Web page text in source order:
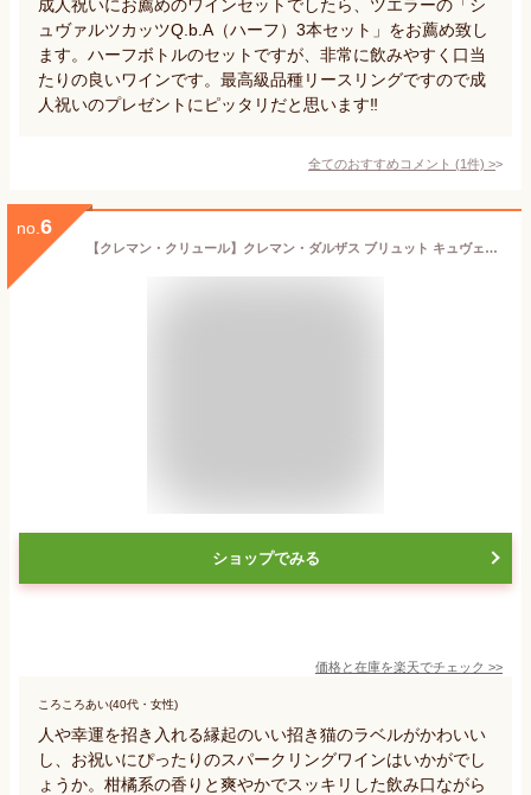
成人祝いにお薦めのワインセットでしたら、ツエラーの「シ
ュヴァルツカッツQ.b.A（ハーフ）3本セット」をお薦め致し
ます。ハーフボトルのセットですが、非常に飲みやすく口当
たりの良いワインです。最高級品種リースリングですので成
人祝いのプレゼントにピッタリだと思います‼️
全てのおすすめコメント (1件) >
no. 6
【クレマン・クリュール】クレマン・ダルザス ブリュット キュヴェ・マネキネコ【黒ネコ】 ねこ ビオディナミ・スパークリングワイン ギフト プレゼント
ショップでみる
価格と在庫を楽天でチェック >>
ころころあい(40代・女性)
人や幸運を招き入れる縁起のいい招き猫のラベルがかわいい
し、お祝いにぴったりのスパークリングワインはいかがでし
ょうか。柑橘系の香りと爽やかでスッキリした飲み口ながら